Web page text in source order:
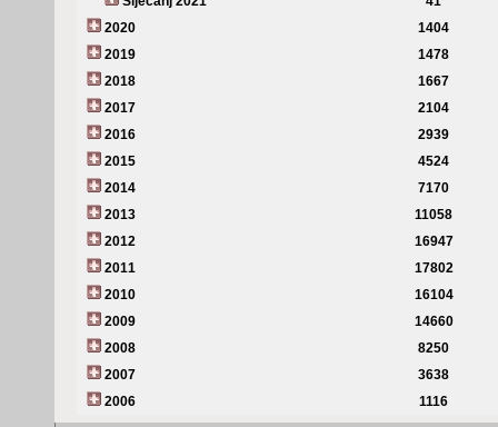
2020
1404
2019
1478
2018
1667
2017
2104
2016
2939
2015
4524
2014
7170
2013
11058
2012
16947
2011
17802
2010
16104
2009
14660
2008
8250
2007
3638
2006
1116